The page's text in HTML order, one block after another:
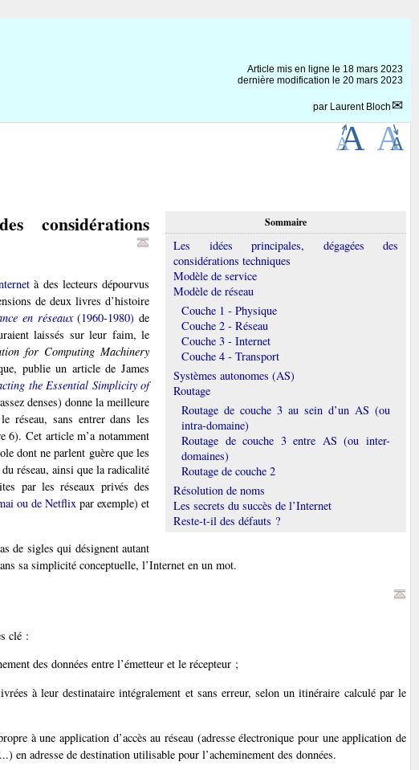
Article mis en ligne le 18 mars 2023
dernière modification le 20 mars 2023
par Laurent Bloch
Sommaire
Les idées principales, dégagées des
considérations techniques
Modèle de service
Modèle de réseau
Couche 1 - Physique
Couche 2 - Réseau
Couche 3 - Internet
Couche 4 - Transport
Systèmes autonomes (AS)
Routage
Routage de couche 3 au sein d’un AS (ou
intra-domaine)
Routage de couche 3 entre AS (ou inter-
domaines)
Routage de couche 2
Résolution de noms
Les secrets du succès de l’Internet
Reste-t-il des défauts ?
considérations
à des lecteurs dépourvus
de deux livres d’histoire
en réseaux(1960-1980) de
laissés sur leur faim, le
for Computing Machinery
publie un article de James
the Essential Simplicity of
denses) donne la meilleure
réseau, sans entrer dans les
6). Cet article m’a notamment
dont ne parlent guère que les
réseau, ainsi que la radicalité
par les réseaux privés des
ou de Netflix par exemple) et
de sigles qui désignent autant
sa simplicité conceptuelle, l’Internet en un mot.
clé :
des données entre l’émetteur et le récepteur ;
à leur destinataire intégralement et sans erreur, selon un itinéraire calculé par le
à une application d’accès au réseau (adresse électronique pour une application de
en adresse de destination utilisable pour l’acheminement des données.